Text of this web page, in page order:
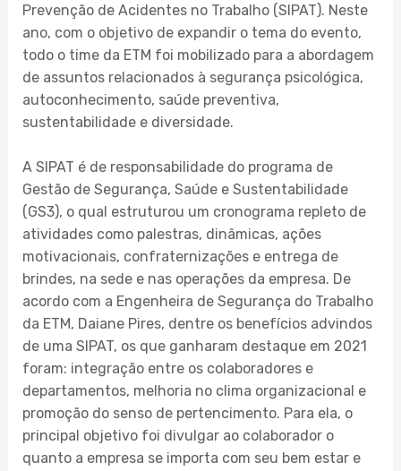
Prevenção de Acidentes no Trabalho (SIPAT). Neste
ano, com o objetivo de expandir o tema do evento,
todo o time da ETM foi mobilizado para a abordagem
de assuntos relacionados à segurança psicológica,
autoconhecimento, saúde preventiva,
sustentabilidade e diversidade.
A SIPAT é de responsabilidade do programa de
Gestão de Segurança, Saúde e Sustentabilidade
(GS3), o qual estruturou um cronograma repleto de
atividades como palestras, dinâmicas, ações
motivacionais, confraternizações e entrega de
brindes, na sede e nas operações da empresa. De
acordo com a Engenheira de Segurança do Trabalho
da ETM, Daiane Pires, dentre os benefícios advindos
de uma SIPAT, os que ganharam destaque em 2021
foram: integração entre os colaboradores e
departamentos, melhoria no clima organizacional e
promoção do senso de pertencimento. Para ela, o
principal objetivo foi divulgar ao colaborador o
quanto a empresa se importa com seu bem estar e